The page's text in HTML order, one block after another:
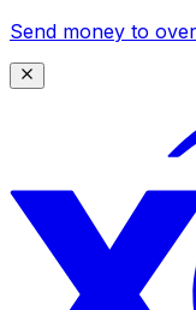
Send money to